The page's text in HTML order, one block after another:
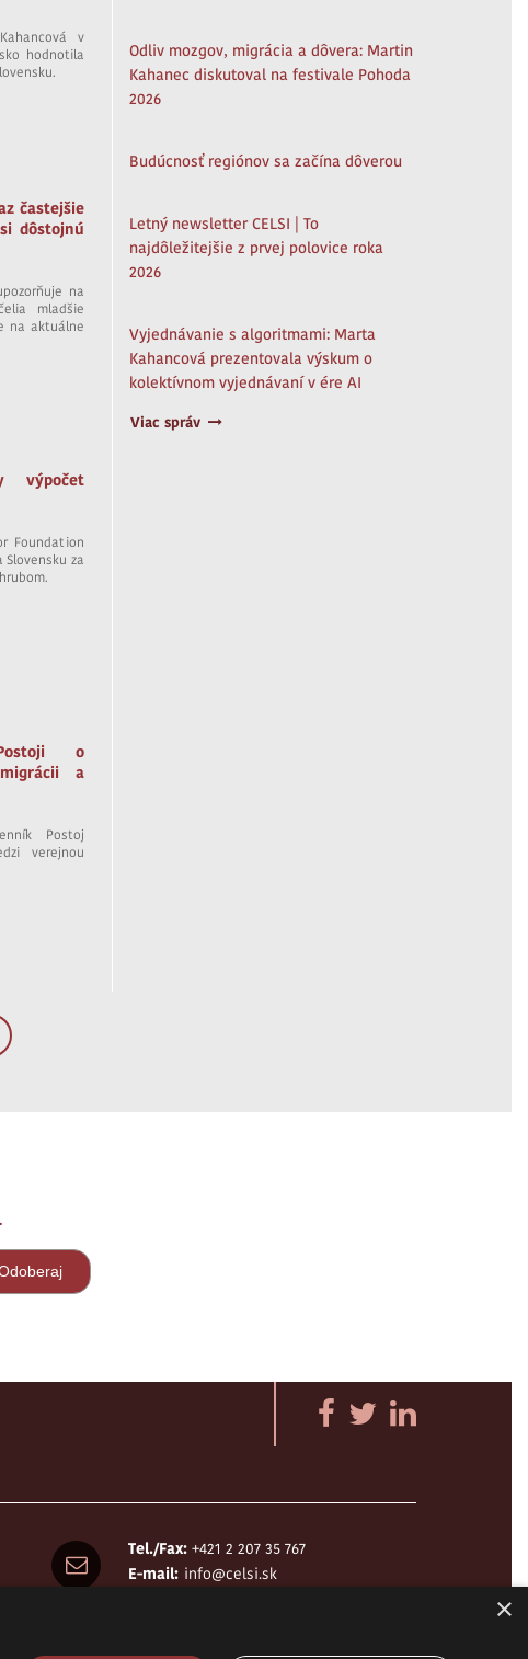
v
hodnotila
častejšie
dôstojnú
na
mladšie
na aktuálne
výpočet
Foundation
za
o
a
Postoj
verejnou
Odliv mozgov, migrácia a dôvera: Martin
Kahanec diskutoval na festivale Pohoda
2026
Budúcnosť regiónov sa začína dôverou
Letný newsletter CELSI | To
najdôležitejšie z prvej polovice roka
2026
Vyjednávanie s algoritmami: Marta
Kahancová prezentovala výskum o
kolektívnom vyjednávaní v ére AI
Viac správ
Tel./Fax: +421 2 207 35 767
E-mail: info@celsi.sk
×